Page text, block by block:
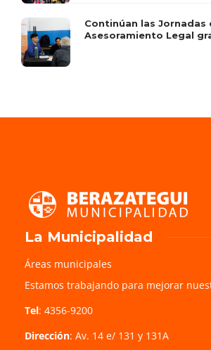
Continúan las Jornadas
Asesoramiento Legal
La Municipalidad
Áreas municipales
Estamos trabajando para mejorar
Tel: 4356-9200
Dirección: Av. 14 e/ 131 y 131A